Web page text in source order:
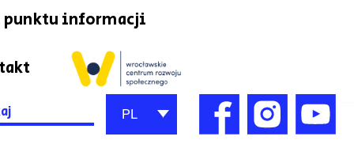
punktu informacji
PL